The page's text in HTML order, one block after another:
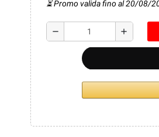
⏳ Promo valida fino al 20/08/
remove add